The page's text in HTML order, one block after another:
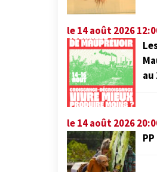
le 14 août 2026
au
le 14 août 2026